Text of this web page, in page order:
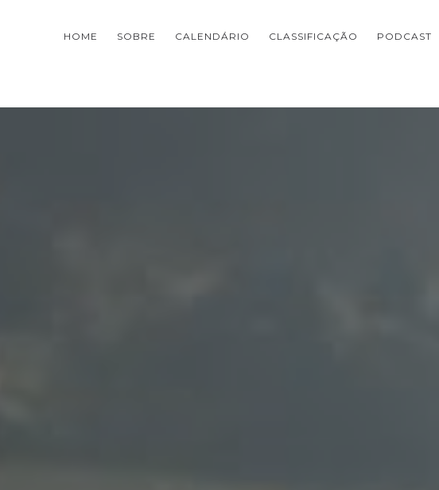
HOME SOBRE CALENDÁRIO CLASSIFICAÇÃO PODCAST